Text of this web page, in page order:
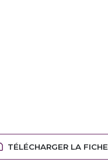
TÉLÉCHARGER LA FICHE